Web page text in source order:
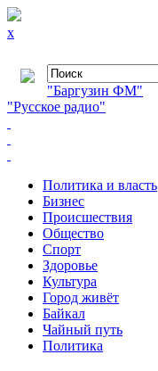
x
"Баргузин ФМ"
"Русское радио"
Политика и власть
Бизнес
Происшествия
Общество
Cпорт
Здоровье
Культура
Город живёт
Байкал
Чайный путь
Политика